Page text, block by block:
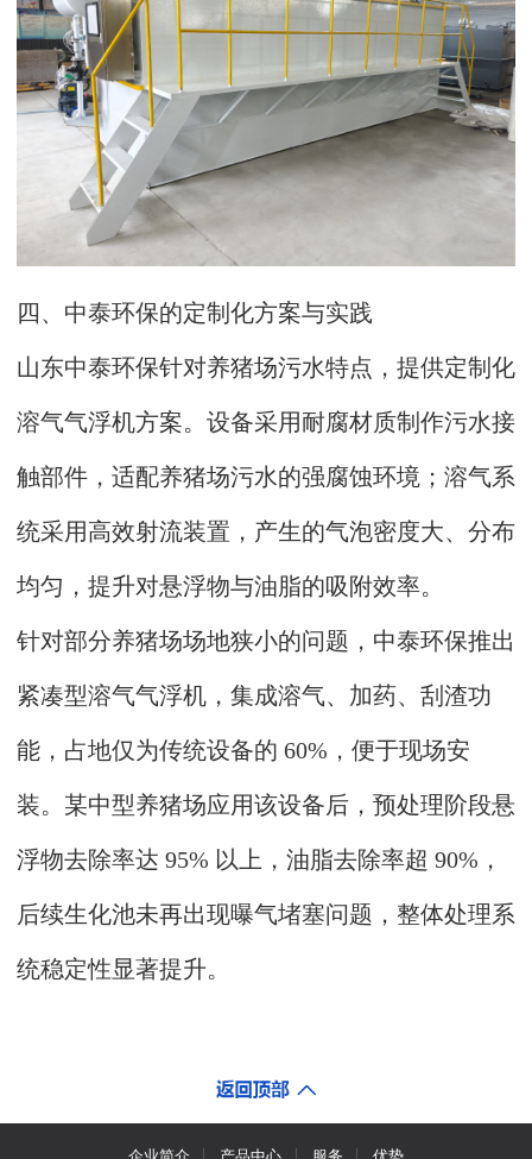
四、中泰环保的定制化方案与实践
山东中泰环保针对养猪场污水特点，提供定制化
溶气气浮机方案。设备采用耐腐材质制作污水接
触部件，适配养猪场污水的强腐蚀环境；溶气系
统采用高效射流装置，产生的气泡密度大、分布
均匀，提升对悬浮物与油脂的吸附效率。
针对部分养猪场场地狭小的问题，中泰环保推出
紧凑型溶气气浮机，集成溶气、加药、刮渣功
能，占地仅为传统设备的 60%，便于现场安
装。某中型养猪场应用该设备后，预处理阶段悬
浮物去除率达 95% 以上，油脂去除率超 90%，
后续生化池未再出现曝气堵塞问题，整体处理系
统稳定性显著提升。